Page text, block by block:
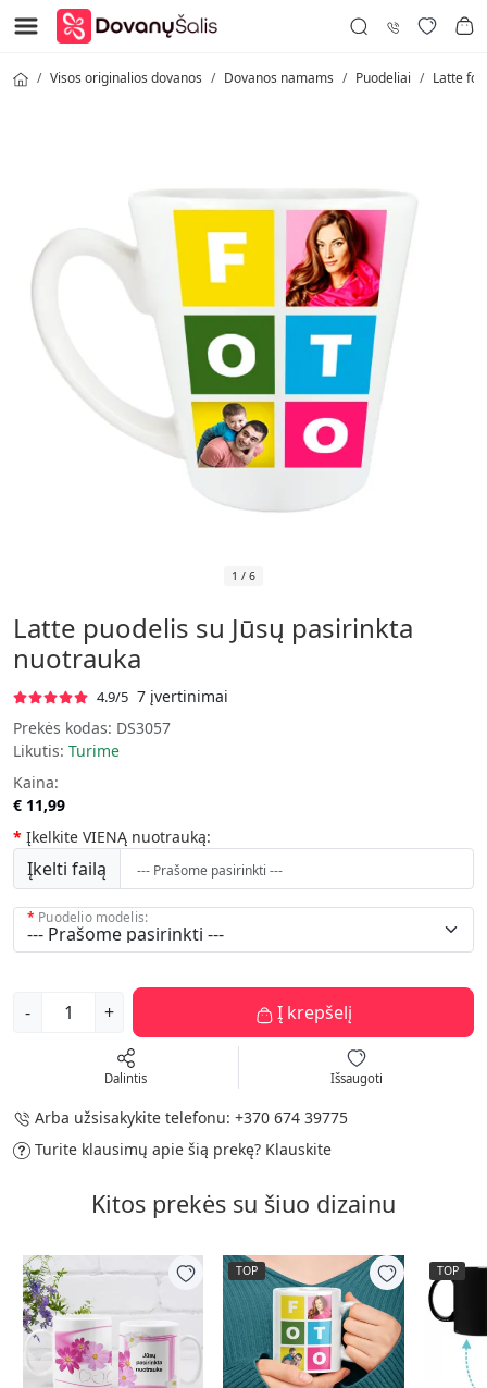
Visos originalios dovanos Dovanos namams Puodeliai Latte
1 / 6
Latte puodelis su Jūsų pasirinkta
nuotrauka
4.9/5 7 įvertinimai
Prekės kodas: DS3057
Likutis: Turime
Kaina:
€ 11,99
Įkelkite VIENĄ nuotrauką:
Įkelti failą
Puodelio modelis:
- + Į krepšelį
Dalintis Išsaugoti
Arba užsisakykite telefonu: +370 674 39775
Turite klausimų apie šią prekę? Klauskite
Kitos prekės su šiuo dizainu
TOP TOP